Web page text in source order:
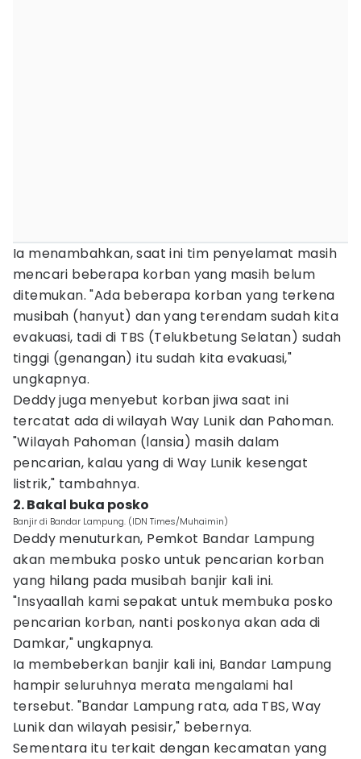
Ia menambahkan, saat ini tim penyelamat masih
mencari beberapa korban yang masih belum
ditemukan. "Ada beberapa korban yang terkena
musibah (hanyut) dan yang terendam sudah kita
evakuasi, tadi di TBS (Telukbetung Selatan) sudah
tinggi (genangan) itu sudah kita evakuasi,"
ungkapnya.
Deddy juga menyebut korban jiwa saat ini
tercatat ada di wilayah Way Lunik dan Pahoman.
"Wilayah Pahoman (lansia) masih dalam
pencarian, kalau yang di Way Lunik kesengat
listrik," tambahnya.
2. Bakal buka posko
Banjir di Bandar Lampung. (IDN Times/Muhaimin)
Deddy menuturkan, Pemkot Bandar Lampung
akan membuka posko untuk pencarian korban
yang hilang pada musibah banjir kali ini.
"Insyaallah kami sepakat untuk membuka posko
pencarian korban, nanti poskonya akan ada di
Damkar," ungkapnya.
Ia membeberkan banjir kali ini, Bandar Lampung
hampir seluruhnya merata mengalami hal
tersebut. "Bandar Lampung rata, ada TBS, Way
Lunik dan wilayah pesisir," bebernya.
Sementara itu terkait dengan kecamatan yang